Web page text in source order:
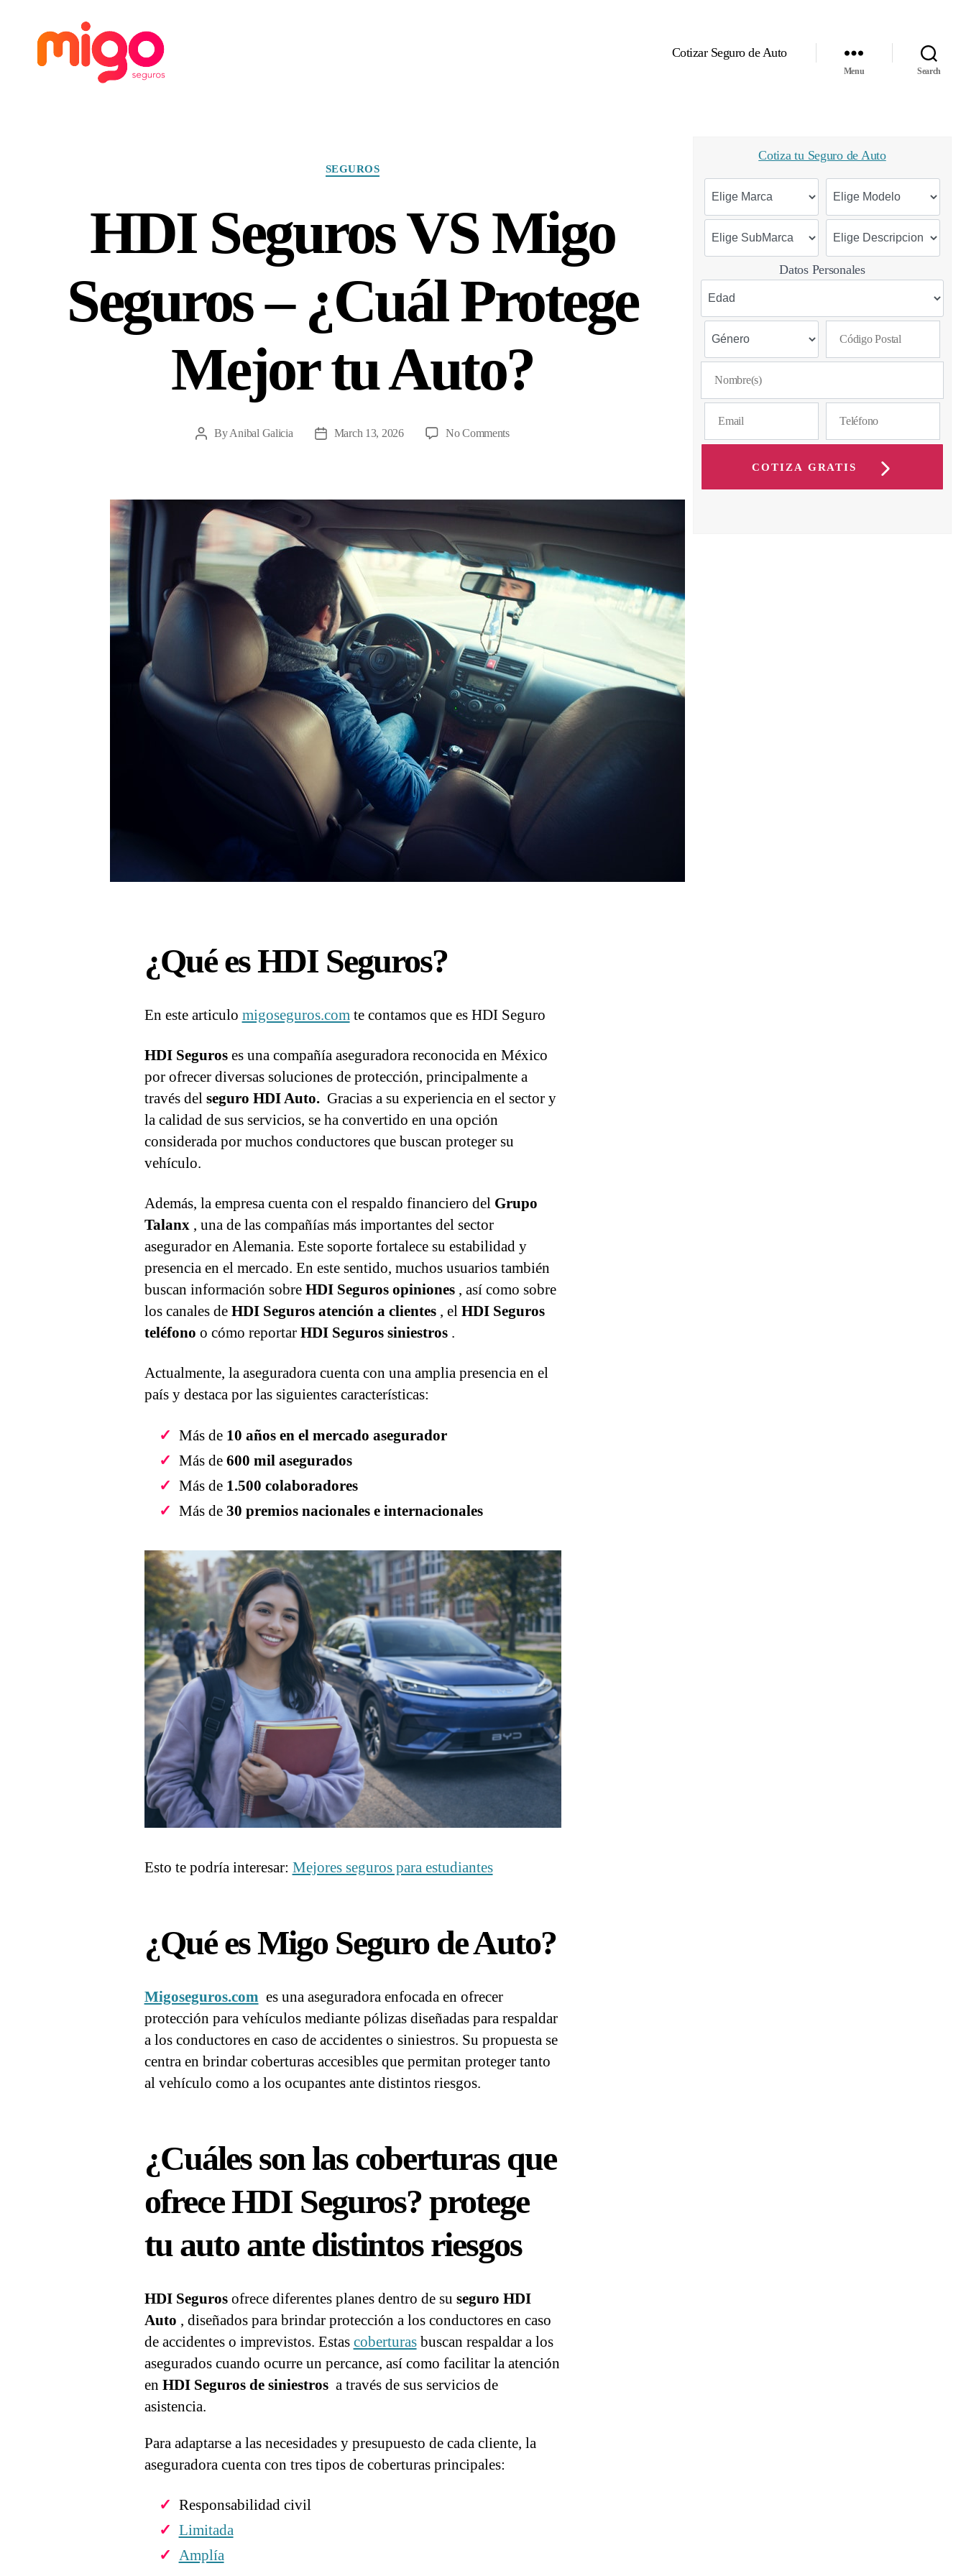
Cotizar Seguro de Auto
Menu Search
Categories
SEGUROS
HDI Seguros VS Migo
Seguros – ¿Cuál Protege
Mejor tu Auto?
PostByAnibal Galicia
PostMarch 13, 2026 No Commentson
Migo
Seguros
¿Cuál
Protege
Mejor
tu
Auto?
¿Qué es HDI Seguros?
En este articulo migoseguros.com te contamos que es HDI Seguro
HDI Seguroses una compañía aseguradora reconocida en México
por ofrecer diversas soluciones de protección, principalmente a
través del seguro HDI Auto. Gracias a su experiencia en el sector y
la calidad de sus servicios, se ha convertido en una opción
considerada por muchos conductores que buscan proteger su
vehículo.
Además, la empresa cuenta con el respaldo financiero del Grupo
Talanx, una de las compañías más importantes del sector
asegurador en Alemania. Este soporte fortalece su estabilidad y
presencia en el mercado. En este sentido, muchos usuarios también
buscan información sobre HDI Seguros opiniones, así como sobre
los canales de HDI Seguros atención a clientes, el HDI Seguros
teléfono o cómo reportar HDI Seguros siniestros.
Actualmente, la aseguradora cuenta con una amplia presencia en el
país y destaca por las siguientes características:
Más de 10 años en el mercado asegurador
Más de 600 mil asegurados
Más de 1.500 colaboradores
Más de 30 premios nacionales e internacionales
Esto te podría interesar: Mejores seguros para estudiantes
¿Qué es Migo Seguro de Auto?
Migoseguros.com es una aseguradora enfocada en ofrecer
protección para vehículos mediante pólizas diseñadas para respaldar
a los conductores en caso de accidentes o siniestros. Su propuesta se
centra en brindar coberturas accesibles que permitan proteger tanto
al vehículo como a los ocupantes ante distintos riesgos.
¿Cuáles son las coberturas que
ofrece HDI Seguros? protege
tu auto ante distintos riesgos
HDI Segurosofrece diferentes planes dentro de su seguro HDI
Auto , diseñados para brindar protección a los conductores en caso
de accidentes o imprevistos. Estas coberturasbuscan respaldar a los
asegurados cuando ocurre un percance, así como facilitar la atención
en HDI Seguros de siniestrosa través de sus servicios de
asistencia.
Para adaptarse a las necesidades y presupuesto de cada cliente, la
aseguradora cuenta con tres tipos de coberturas principales:
Responsabilidad civil
Limitada
Amplía
Cotiza tu Seguro de Auto
Datos Personales
COTIZA GRATIS